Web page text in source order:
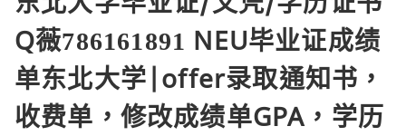
Q薇786161891 NEU毕业证成绩
单东北大学|offer录取通知书，
收费单，修改成绩单GPA，学历